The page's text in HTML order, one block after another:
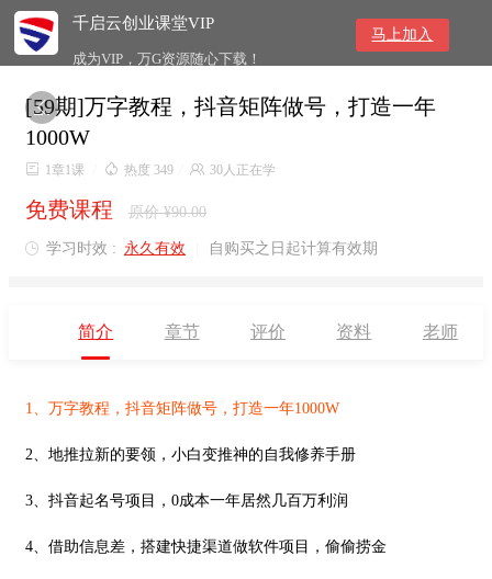
千启云创业课堂VIP
成为VIP，万G资源随心下载！
马上加入

[59期]万字教程，抖音矩阵做号，打造一年
1000W
 1章1课  热度 349  30人正在学
免费课程 原价 ¥90.00
 学习时效 : 永久有效 自购买之日起计算有效期
简介 章节 评价 资料 老师
1、 万字教程，抖音矩阵做号，打造一年1000W
2、地推拉新的要领，小白变推神的自我修养手册
3、抖音起名号项目，0成本一年居然几百万利润
4、借助信息差，搭建快捷渠道做软件项目，偷偷捞金